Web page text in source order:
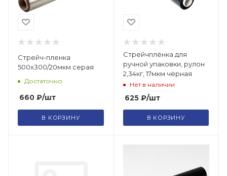
Стрейч-пленка
500х300/20мкм серая
Достаточно
660 ₽/шт
В КОРЗИНУ
Стрейчплёнка для
ручной упаковки, рулон
2,34кг, 17мкм чёрная
Нет в наличии
625₽/шт
В КОРЗИНУ